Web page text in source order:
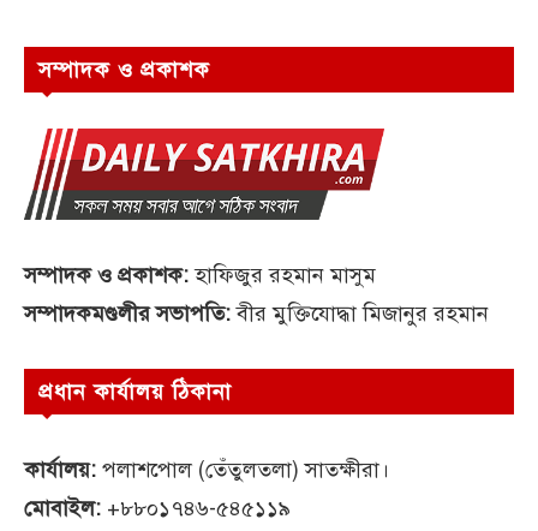
সম্পাদক ও প্রকাশক
সম্পাদক ও প্রকাশক:হাফিজুর রহমান মাসুম
সম্পাদকমণ্ডলীর সভাপতি:বীর মুক্তিযোদ্ধা মিজানুর রহমান
প্রধান কার্যালয় ঠিকানা
কার্যালয়: পলাশপোল (তেঁতুলতলা) সাতক্ষীরা।
মোবাইল: +৮৮০১৭৪৬-৫৪৫১১৯